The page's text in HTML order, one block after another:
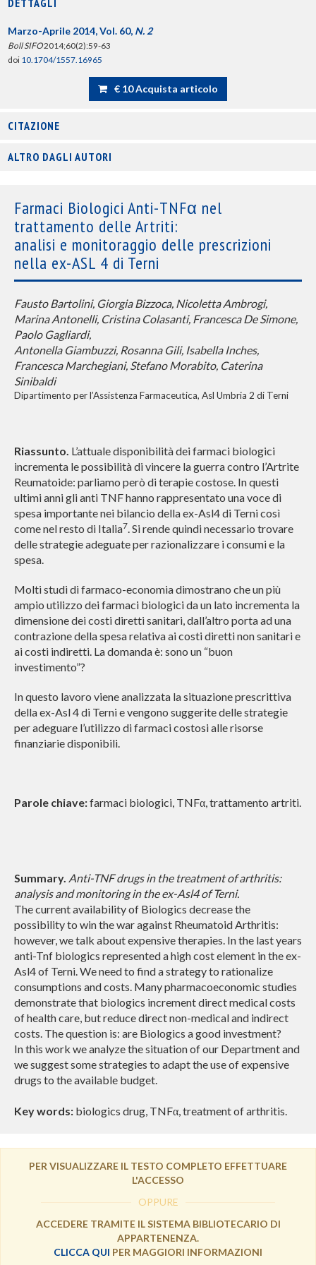
DETTAGLI
Marzo-Aprile 2014, Vol. 60, N. 2
Boll SIFO2014;60(2):59-63
doi 10.1704/1557.16965
€ 10 Acquista articolo
CITAZIONE
ALTRO DAGLI AUTORI
Farmaci Biologici Anti-TNFα nel
trattamento delle Artriti:
analisi e monitoraggio delle prescrizioni
nella ex-ASL 4 di Terni
Fausto Bartolini, Giorgia Bizzoca, Nicoletta Ambrogi,
Marina Antonelli, Cristina Colasanti, Francesca De Simone,
Paolo Gagliardi,
Antonella Giambuzzi, Rosanna Gili, Isabella Inches,
Francesca Marchegiani, Stefano Morabito, Caterina
Sinibaldi
Dipartimento per l’Assistenza Farmaceutica, Asl Umbria 2 di Terni
Riassunto. L’attuale disponibilità dei farmaci biologici
incrementa le possibilità di vincere la guerra contro l’Artrite
Reumatoide: parliamo però di terapie costose. In questi
ultimi anni gli anti TNF hanno rappresentato una voce di
spesa importante nei bilancio della ex-Asl4 di Terni così
come nel resto di Italia7. Si rende quindi necessario trovare
delle strategie adeguate per razionalizzare i consumi e la
spesa.
Molti studi di farmaco-economia dimostrano che un più
ampio utilizzo dei farmaci biologici da un lato incrementa la
dimensione dei costi diretti sanitari, dall’altro porta ad una
contrazione della spesa relativa ai costi diretti non sanitari e
ai costi indiretti. La domanda è: sono un “buon
investimento”?
In questo lavoro viene analizzata la situazione prescrittiva
della ex-Asl 4 di Terni e vengono suggerite delle strategie
per adeguare l’utilizzo di farmaci costosi alle risorse
finanziarie disponibili.
Parole chiave:farmaci biologici, TNFα, trattamento artriti.
Summary. Anti-TNFdrugs in the treatment of arthritis:
analysis and monitoring in the ex-Asl4 of Terni.
The current availability of Biologics decrease the
possibility to win the war against Rheumatoid Arthritis:
however, we talk about expensive therapies. In the last years
anti-Tnf biologics represented a high cost element in the ex-
Asl4 of Terni. We need to find a strategy to rationalize
consumptions and costs. Many pharmacoeconomic studies
demonstrate that biologics increment directmedical costs
of health care, but reduce direct non-medical and indirect
costs. The question is: are Biologics a good investment?
In this work we analyze the situation of our Department and
we suggest some strategies to adapt the use of expensive
drugs to the available budget.
Key words: biologics drug, TNFα, treatment of arthritis.
PER VISUALIZZARE IL TESTO COMPLETO EFFETTUARE
L'ACCESSO
OPPURE
ACCEDERE TRAMITE IL SISTEMA BIBLIOTECARIO DI
APPARTENENZA.
CLICCA QUI PER MAGGIORI INFORMAZIONI